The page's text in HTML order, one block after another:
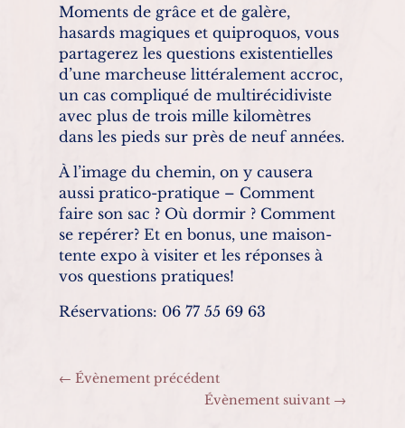
Moments de grâce et de galère,
hasards magiques et quiproquos, vous
partagerez les questions existentielles
d’une marcheuse littéralement accroc,
un cas compliqué de multirécidiviste
avec plus de trois mille kilomètres
dans les pieds sur près de neuf années.
À l’image du chemin, on y causera
aussi pratico-pratique – Comment
faire son sac ? Où dormir ? Comment
se repérer? Et en bonus, une maison-
tente expo à visiter et les réponses à
vos questions pratiques!
Réservations: 06 77 55 69 63
← Évènement précédent
Évènement suivant →